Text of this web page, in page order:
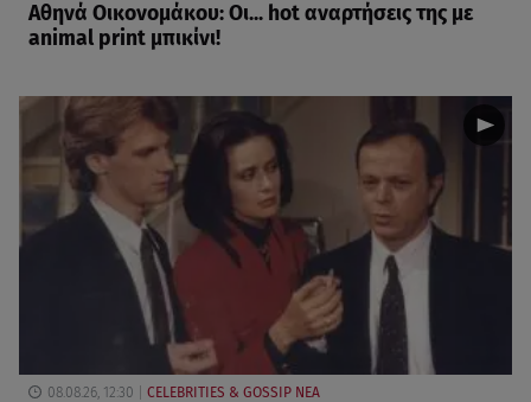
Αθηνά Οικονομάκου: Οι... hot αναρτήσεις της με
animal print μπικίνι!
08.08.26, 12:30 CELEBRITIES & GOSSIP ΝΕΑ